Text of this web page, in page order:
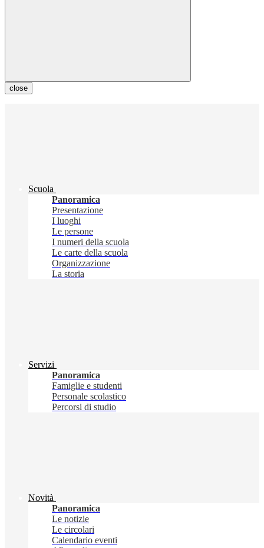
close
Scuola
Panoramica
Presentazione
I luoghi
Le persone
I numeri della scuola
Le carte della scuola
Organizzazione
La storia
Servizi
Panoramica
Famiglie e studenti
Personale scolastico
Percorsi di studio
Novità
Panoramica
Le notizie
Le circolari
Calendario eventi